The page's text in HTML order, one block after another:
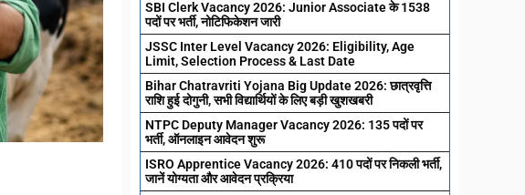
SBI Clerk Vacancy 2026: Junior Associate के 1538
पदों पर भर्ती, नोटिफिकेशन जारी
JSSC Inter Level Vacancy 2026: Eligibility, Age
Limit, Selection Process & Last Date
Bihar Chatravriti Yojana Big Update 2026: छात्रवृत्ति
राशि हुई दोगुनी, सभी विद्यार्थियों के लिए बड़ी खुशखबरी
NTPC Deputy Manager Vacancy 2026: 135 पदों पर
भर्ती, ऑनलाइन आवेदन शुरू
ISRO Apprentice Vacancy 2026: 410 पदों पर निकली भर्ती,
जानें योग्यता और आवेदन प्रक्रिया